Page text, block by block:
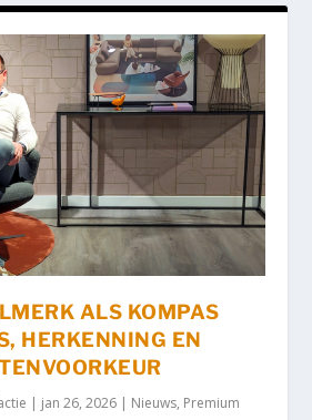
ALS KOMPAS
HERKENNING EN
| jan 26, 2026 | Nieuws, Premium